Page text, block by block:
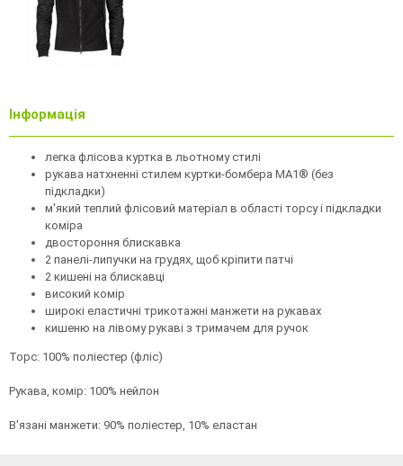
Інформація
легка флісова куртка в льотному стилі
рукава натхненні стилем куртки-бомбера MA1® (без
підкладки)
м'який теплий флісовий матеріал в області торсу і підкладки
коміра
двостороння блискавка
2 панелі-липучки на грудях, щоб кріпити патчі
2 кишені на блискавці
високий комір
широкі еластичні трикотажні манжети на рукавах
кишеню на лівому рукаві з тримачем для ручок
Торс: 100% поліестер (фліс)
Рукава, комір: 100% нейлон
В'язані манжети: 90% поліестер, 10% еластан